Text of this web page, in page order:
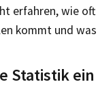
erfahren, wie oft
kommt und was
Statistik ein